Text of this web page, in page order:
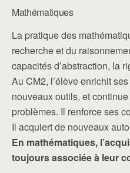
Mathématiques
La pratique des
recherche et du
capacités d’abstraction, la
Au CM2, l’élève enrichit
nouveaux outils, et
problèmes. Il renforce ses
Il acquiert de nouveaux
En mathématiques,
toujours associée à leur